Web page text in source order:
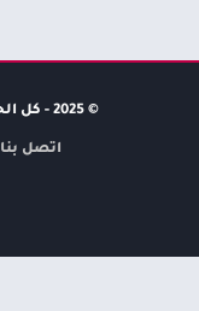
© 2025 - كل الحقوق محفوظة -
اتصل بنا